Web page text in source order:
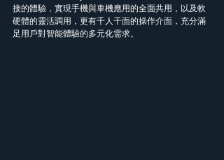
接的體驗，實現手機與車機應用的全面共用，以及軟
硬體的靈活調用，更有千人千面的操作介面，充分滿
足用戶對智能體驗的多元化需求。